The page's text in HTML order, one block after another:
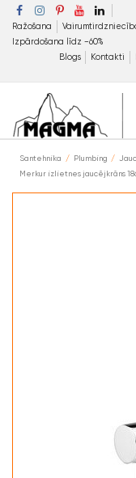
Ražošana
Izpārdošana līdz −60%
Blogs
Kontakti
Santehnika Plumbing
Merkur izlietnes jaucējkrāns